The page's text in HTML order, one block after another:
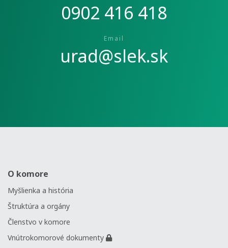
0902 416 418
Email
urad@slek.sk
O komore
Myšlienka a história
Štruktúra a orgány
Členstvo v komore
Vnútrokomorové dokumenty